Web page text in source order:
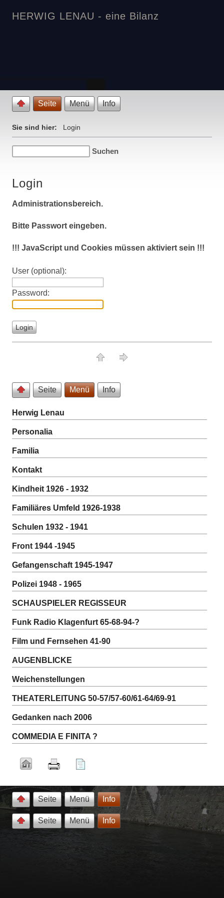
HERWIG LENAU - eine Bilanz
Seite Menü Info
Sie sind hier: Login
Login
Administrationsbereich.
Bitte Passwort eingeben.
!!! JavaScript und Cookies müssen aktiviert sein !!!
User (optional):
Password:
Seite Menü Info
Herwig Lenau
Personalia
Familia
Kontakt
Kindheit 1926 - 1932
Familiäres Umfeld 1926-1938
Schulen 1932 - 1941
Front 1944 -1945
Gefangenschaft 1945-1947
Polizei 1948 - 1965
SCHAUSPIELER REGISSEUR
Funk Radio Klagenfurt 65-68-94-?
Film und Fernsehen 41-90
AUGENBLICKE
Weichenstellungen
THEATERLEITUNG 50-57/57-60/61-64/69-91
Gedanken nach 2006
COMMEDIA E FINITA ?
Seite Menü Info
Seite Menü Info